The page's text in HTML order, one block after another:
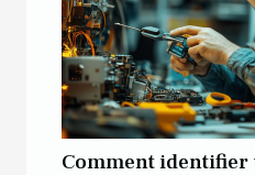
Comment identifier